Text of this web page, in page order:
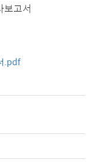
고서
.pdf